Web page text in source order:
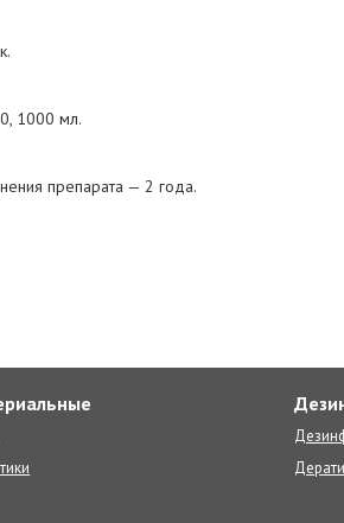
1000 мл.
препарата — 2 года.